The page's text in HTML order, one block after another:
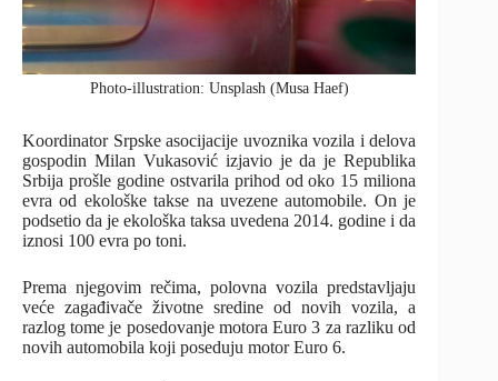
Photo-illustration: Unsplash (Musa Haef)
Koordinator Srpske asocijacije uvoznika vozila i delova
gospodin Milan Vukasović izjavio je da je Republika
Srbija prošle godine ostvarila prihod od oko 15 miliona
evra od ekološke takse na uvezene automobile. On je
podsetio da je ekološka taksa uvedena 2014. godine i da
iznosi 100 evra po toni.
Prema njegovim rečima, polovna vozila predstavljaju
veće zagađivače životne sredine od novih vozila, a
razlog tome je posedovanje motora Euro 3 za razliku od
novih automobila koji poseduju motor Euro 6.